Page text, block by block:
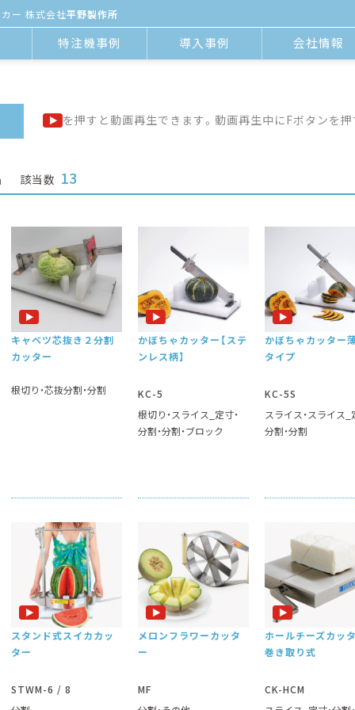
ー 株式会社平野製作所
特注機事例 導⼊事例 会社情報
を押すと動画再生できます。動画再生中にFボタンを
該当数 13
キャベツ芯抜き２分割
カッター
根切り 芯抜分割 分割
かぼちゃカッター【ステ
ンレス柄】
KC-5
根切り スライス_定寸
分割 分割 ブロック
かぼちゃカッター
タイプ
KC-5S
スライス スライス_
分割 分割
スタンド式スイカカッ
ター
STWM-6 / 8
メロンフラワーカッタ
ー
MF
ホールチーズカッ
巻き取り式
CK-HCM